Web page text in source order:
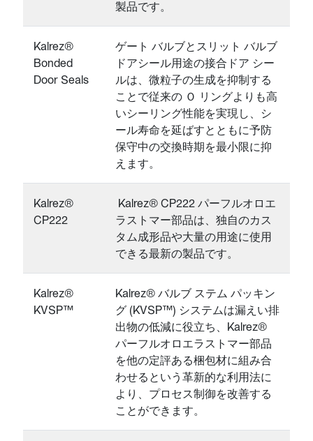
製品です。
Kalrez®
Bonded
Door Seals
ゲート バルブとスリット バルブ
ドアシール用途の接合ドア シー
ルは、微粒子の生成を抑制する
ことで従来の Ｏ リングよりも高
いシーリング性能を実現し、シ
ール寿命を延ばすとともに予防
保守中の交換時期を最小限に抑
えます。
Kalrez®
CP222
Kalrez® CP222 パーフルオロエ
ラストマー部品は、独自のカス
タム成形品や大量の用途に使用
できる最新の製品です。
Kalrez®
KVSP™
Kalrez® バルブ ステム パッキン
グ (KVSP™) システムは漏えい排
出物の低減に役立ち、Kalrez®
パーフルオロエラストマー部品
を他の定評ある梱包材に組み合
わせるという革新的な利用法に
より、プロセス制御を改善する
ことができます。